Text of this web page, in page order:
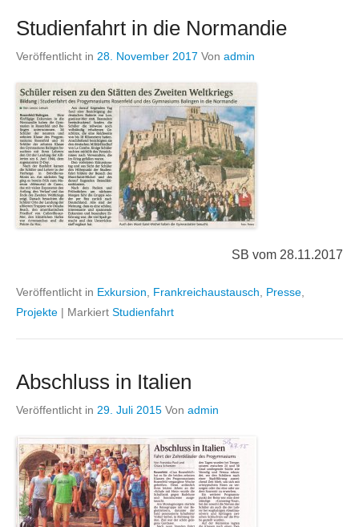
Studienfahrt in die Normandie
Veröffentlicht in 28. November 2017 Von admin
SB vom 28.11.2017
Veröffentlicht in Exkursion Frankreichaustausch Presse
Projekte | Markiert Studienfahrt
Abschluss in Italien
Veröffentlicht in 29. Juli 2015 Von admin